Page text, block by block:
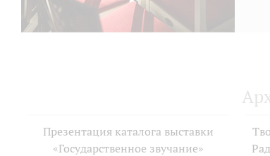
Презентация каталога выставки
«Государственное звучание»